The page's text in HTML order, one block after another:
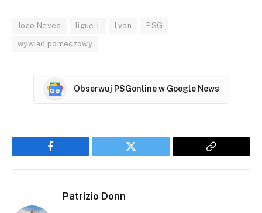
Joao Neves ligue 1 Lyon PSG
wywiad pomeczowy
Obserwuj PSGonline w Google News
Facebook Twitter
Copy
Patrizio Donn